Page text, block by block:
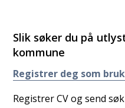
Slik søker du på
kommune
Registrer deg som
Registrer CV og send